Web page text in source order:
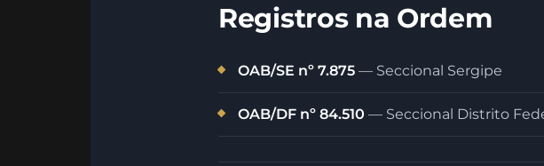
Registros na Ordem
OAB/SE nº 7.875 — Seccional Sergipe
OAB/DF nº 84.510 — Seccional Distrito